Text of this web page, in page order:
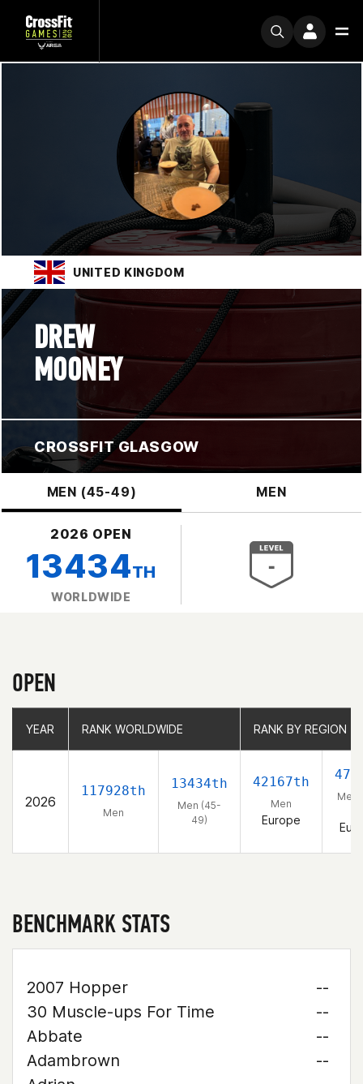
UNITED KINGDOM
DREW
MOONEY
CROSSFIT GLASGOW
MEN (45-49) MEN
2026 OPEN
13434TH
WORLDWIDE
OPEN
YEAR RANK WORLDWIDE RANK BY REGION
2026
117928th
Men
13434th
Men (45-
49)
42167th
Men
Europe
Men
YEAR RANK WORLDWIDE RANK BY REGION
BENCHMARK STATS
2007 Hopper
--
30 Muscle-ups For Time
--
Abbate
--
Adambrown
--